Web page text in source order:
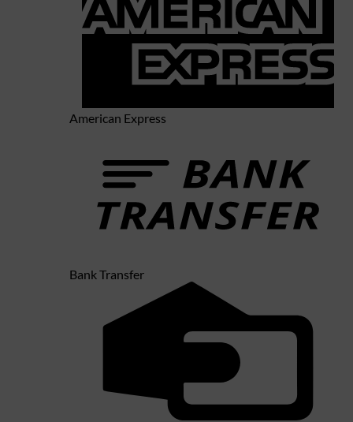
American Express
Bank Transfer